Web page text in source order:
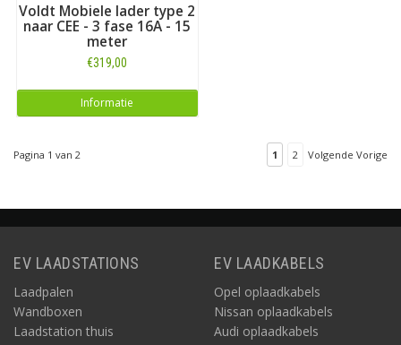
Voldt Mobiele lader type 2
naar CEE - 3 fase 16A - 15
meter
€319,00
Informatie
Pagina 1 van 2 1 2 Volgende Vorige
EV LAADSTATIONS
Laadpalen
Wandboxen
Laadstation thuis
EV LAADKABELS
Opel oplaadkabels
Nissan oplaadkabels
Audi oplaadkabels